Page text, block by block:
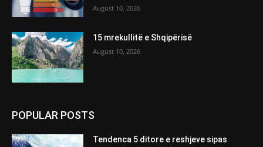
August 10, 2026
15 mrekullitë e Shqipërisë
August 10, 2026
POPULAR POSTS
Tendenca 5 ditore e reshjeve sipas